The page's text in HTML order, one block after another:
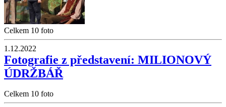
Celkem 10 foto
1.12.2022
Fotografie z představení: MILIONOVÝ
ÚDRŽBÁŘ
Celkem 10 foto